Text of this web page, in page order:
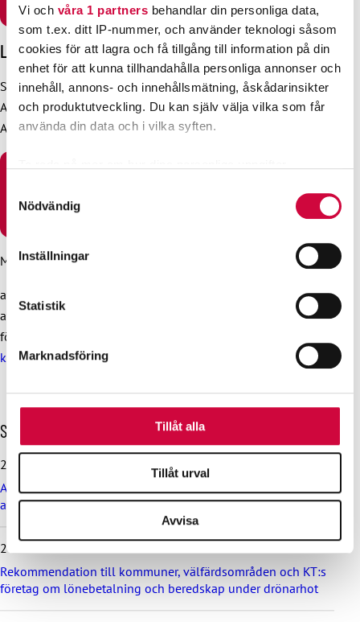
Vi och våra 1 partners behandlar din personliga data,
som t.ex. ditt IP-nummer, och använder teknologi såsom
cookies för att lagra och få tillgång till information på din
enhet för att kunna tillhandahålla personliga annonser och
innehåll, annons- och innehållsmätning, åskådarinsikter
och produktutveckling. Du kan själv välja vilka som får
använda din data och i vilka syften.
Du kan ändra eller dra tillbaka ditt samtycke när som
Vi använder enhetsidentifierare för att anpassa innehållet
för sociala medier och analysera vår trafik. Vi
vidarebefordrar även sådana identifierare och annan
annons- och analysföretag som vi samarbetar med.
information som du har tillhandahållit eller som de har
Nödvändig
Inställningar
Statistik
Marknadsföring
Tillåt alla
Tillåt urval
Avvisa
Löneförhöjningarna i Seures kollektivavtal år 2024
Seuren Henkilöstöpalvelut Oy:s lönejusteringar år 2024:
Allmän höjning från och med1.5.2024. Timlönerna i bilaga
A höjs med 3,4 procent från och med 1.5.2024.
LADDA NER UNDERTECKNINGSPROTOKOLLET FÖR
SEURETES-AVTALETS LÖNEFÖRHÖJNINGAR 2024 (PÅ
FINSKA)
Mer information:
avtalsexpert Karita Alanko, karita.alanko@jhl.fi
avtalsexpert Timo Hannula, timo.hannula@jhl.fi
förhandlingsdirektör Kristian Karrasch,
kristian.karrasch@jhl.fi
H
o
p
p
a
ö
r
d
e
Senaste nyheterna
29.6.2026
Arbetsdomstolen dömde Helsingfors stad till böter på grund
av brott mot kollektivavtal
24.6.2026
Rekommendation till kommuner, välfärdsområden och KT:s
företag om lönebetalning och beredskap under drönarhot